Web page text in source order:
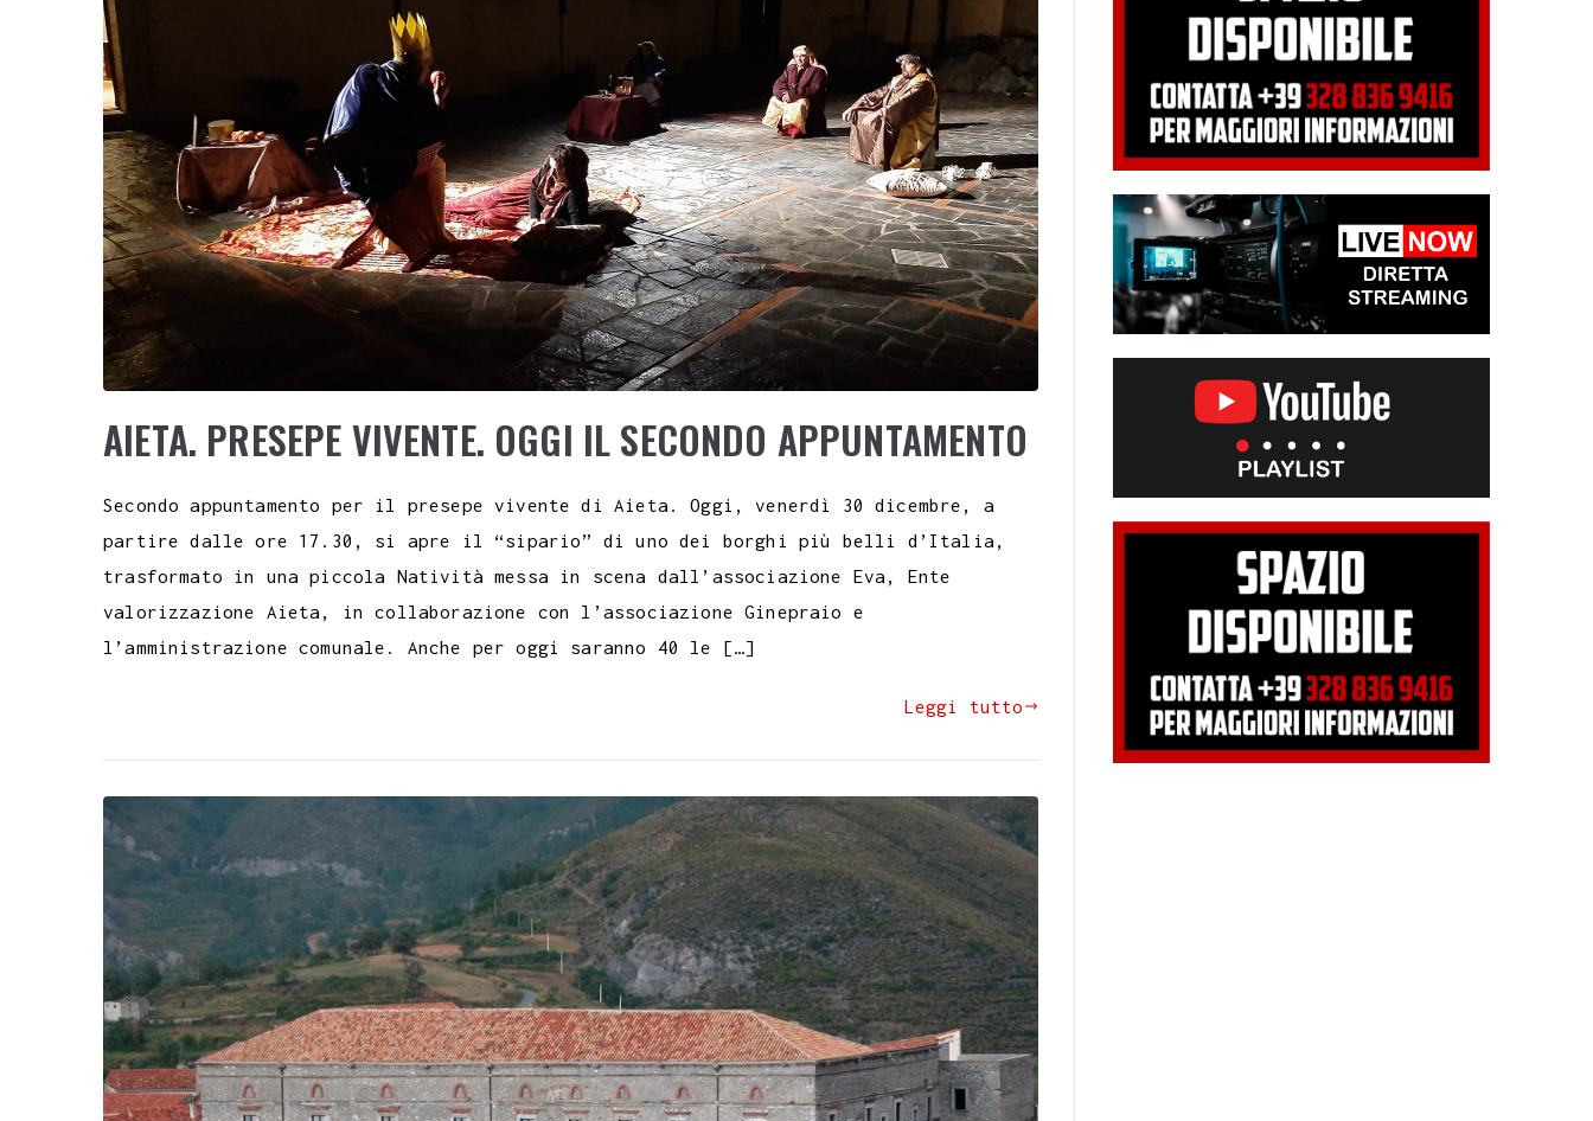
AIETA. PRESEPE VIVENTE. OGGI IL SECONDO APPUNTAMENTO
Secondo appuntamento per il presepe vivente di Aieta. Oggi, venerdì 30 dicembre, a
partire dalle ore 17.30, si apre il “sipario” di uno dei borghi più belli d’Italia,
trasformato in una piccola Natività messa in scena dall’associazione Eva, Ente
valorizzazione Aieta, in collaborazione con l’associazione Ginepraio e
l’amministrazione comunale. Anche per oggi saranno 40 le […]
Leggi tutto